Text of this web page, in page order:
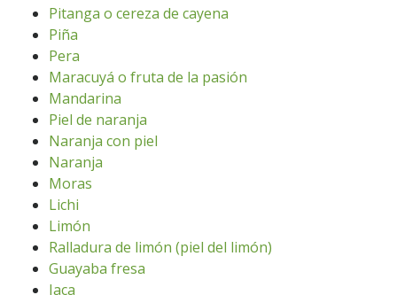
Pitanga o cereza de cayena
Piña
Pera
Maracuyá o fruta de la pasión
Mandarina
Piel de naranja
Naranja con piel
Naranja
Moras
Lichi
Limón
Ralladura de limón (piel del limón)
Guayaba fresa
Jaca